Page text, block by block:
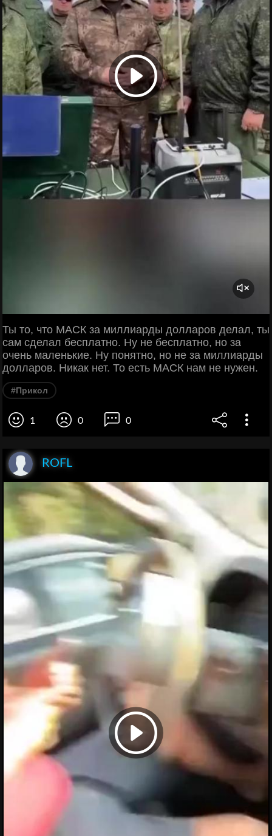
Ты то, что МАСК за миллиарды долларов делал, ты
сам сделал бесплатно. Ну не бесплатно, но за
очень маленькие. Ну понятно, но не за миллиарды
долларов. Никак нет. То есть МАСК нам не нужен.
#Прикол
1 0 0
ROFL